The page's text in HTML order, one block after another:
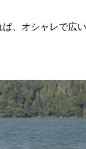
、オシャレで広